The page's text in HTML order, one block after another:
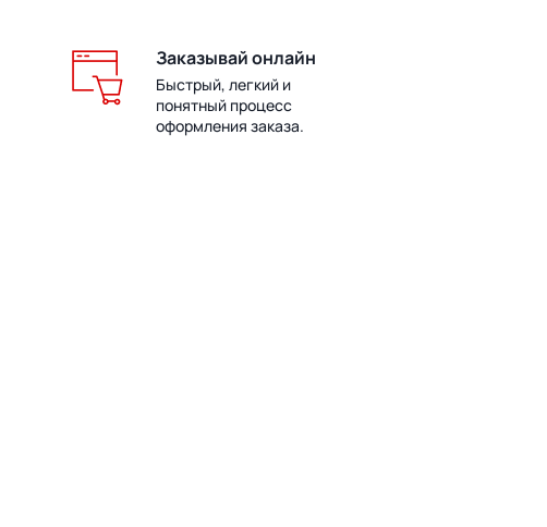
Заказывай онлайн
Быстрый, легкий и
понятный процесс
оформления заказа.